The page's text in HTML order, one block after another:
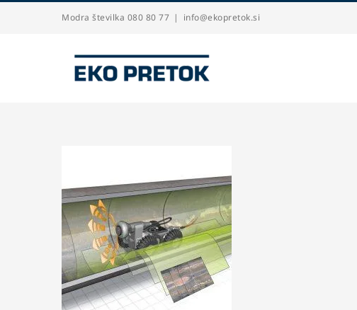
Modra številka 080 80 77 | info@ekopretok.si